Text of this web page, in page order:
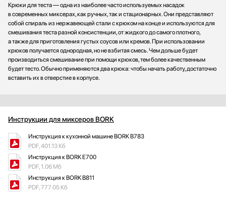
Крюки для теста — одна из наиболее часто используемых насадок
в современных миксерах, как ручных, так и стационарных. Они представляют
собой спираль из нержавеющей стали с крюком на конце и используются для
смешивания теста разной консистенции, от жидкого до самого плотного,
а также для приготовления густых соусов или кремов. При использовании
крюков получается однородная, но не взбитая смесь. Чем дольше будет
производиться смешивание при помощи крюков, тем более качественным
будет тесто. Обычно применяются два крюка: чтобы начать работу, достаточно
вставить их в отверстие в корпусе.
Инструкции для миксеров BORK
Инструкция к кухонной машине BORK B783
PDF, 401.13 Кб
Инструкция к BORK E700
PDF, 1.06 Мб
Инструкция к BORK B811
PDF, 777.05 Кб